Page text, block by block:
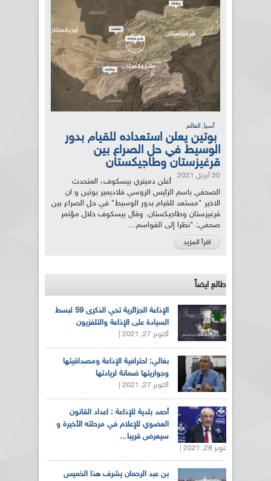
آسيا, العالم
بوتين يعلن استعداده للقيام بدور
الوسيط في حل الصراع بين
قرغيزستان وطاجيكستان
30 أبريل 2021
أعلن دميتري بيسكوف، المتحدث
الصحفي باسم الرئيس الروسي فلاديمير بوتين و ان
الاخير "مستعد للقيام بدور الوسيط" في حل الصراع بين
قرغيزستان وطاجيكستان. وقال بيسكوف خلال مؤتمر
صحفي: "نظرا إلى القواسم...
اقرأ المزيد
طالع ايضاً
الإذاعة الجزائرية تحي الذكرى 59 لبسط
السيادة على الإذاعة والتلفزيون
أكتوبر 27, 2021 |
بغالي: احترافية الإذاعة ومصداقيتها
وجواريتها ضمانة لريادتها
أكتوبر 27, 2021 |
أحمد بلدية للإذاعة : اعداد القانون
العضوي للإعلام في مرحلته الأخيرة و
سيعرض قريبا...
أكتوبر 28, 2021 |
بن عبد الرحمان يشرف هذا الخميس